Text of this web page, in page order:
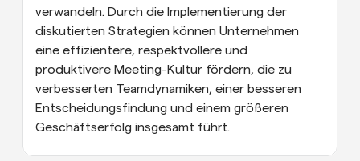
verwandeln. Durch die Implementierung der
diskutierten Strategien können Unternehmen
eine effizientere, respektvollere und
produktivere Meeting-Kultur fördern, die zu
verbesserten Teamdynamiken, einer besseren
Entscheidungsfindung und einem größeren
Geschäftserfolg insgesamt führt.